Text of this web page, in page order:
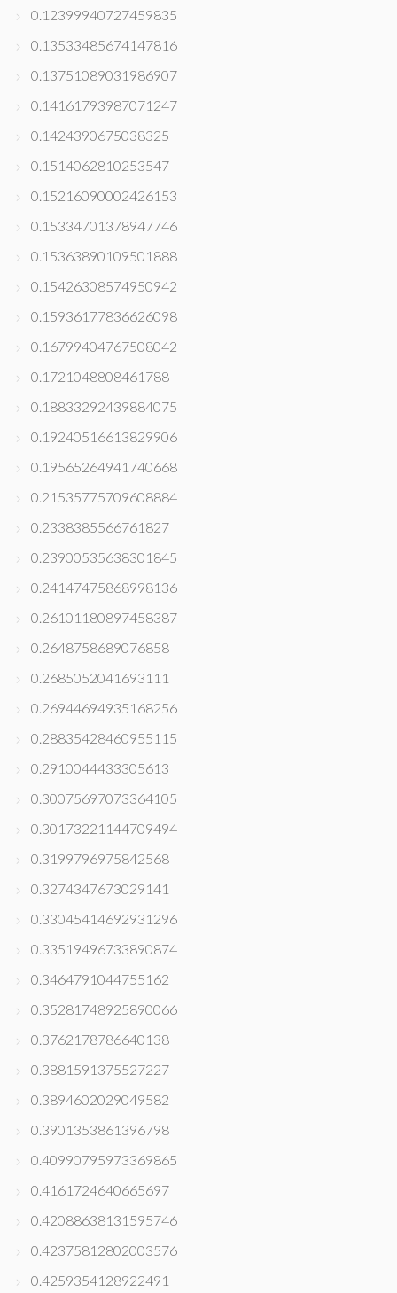
0.12399940727459835
0.13533485674147816
0.13751089031986907
0.14161793987071247
0.1424390675038325
0.1514062810253547
0.15216090002426153
0.15334701378947746
0.15363890109501888
0.15426308574950942
0.15936177836626098
0.16799404767508042
0.1721048808461788
0.18833292439884075
0.19240516613829906
0.19565264941740668
0.21535775709608884
0.2338385566761827
0.23900535638301845
0.24147475868998136
0.26101180897458387
0.2648758689076858
0.2685052041693111
0.26944694935168256
0.28835428460955115
0.2910044433305613
0.30075697073364105
0.30173221144709494
0.3199796975842568
0.3274347673029141
0.33045414692931296
0.33519496733890874
0.3464791044755162
0.35281748925890066
0.3762178786640138
0.3881591375527227
0.3894602029049582
0.3901353861396798
0.40990795973369865
0.4161724640665697
0.42088638131595746
0.42375812802003576
0.4259354128922491